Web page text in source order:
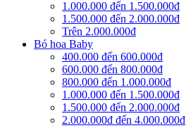
1.000.000 đến 1.500.000đ
1.500.000 đến 2.000.000đ
Trên 2.000.000đ
Bó hoa Baby
400.000 đến 600.000đ
600.000 đến 800.000đ
800.000 đến 1.000.000đ
1.000.000 đến 1.500.000đ
1.500.000 đến 2.000.000đ
2.000.000đ đến 4.000.000đ